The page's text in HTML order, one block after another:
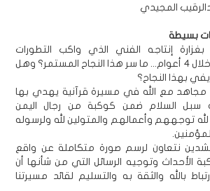
المجيدي
بسيطة
إنتاجه الفني الذي واكب التطورات
السياسية والعسكرية خلال 4 أعوام... ما سر هذا النجاح المستمر؟ وهل
بهذا النجاح؟
مع الله في مسيرة قرآنية يهدي بها
سبل السلام ضمن كوكبة من رجال اليمن
توجههم وأعمالهم والمتولين لله ولرسوله
نتعاون لرسم صورة متكاملة عن واقع
الأحداث وتوجيه الرسائل التي من شأنها أن
بالله والثقة به والتسليم لقائد مسيرتنا